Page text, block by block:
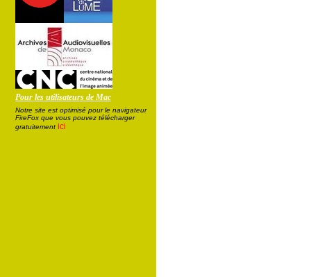
Pour les utilisateurs de Mac
Notre site est optimisé pour le navigateur
FireFox que vous pouvez télécharger
gratuitement ici